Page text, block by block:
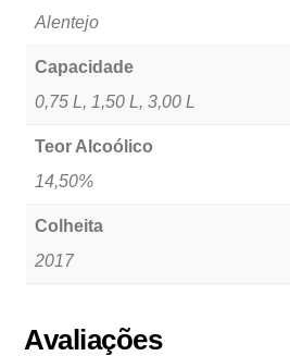
Alentejo
Capacidade
0,75 L, 1,50 L, 3,00 L
Teor Alcoólico
14,50%
Colheita
2017
Avaliações